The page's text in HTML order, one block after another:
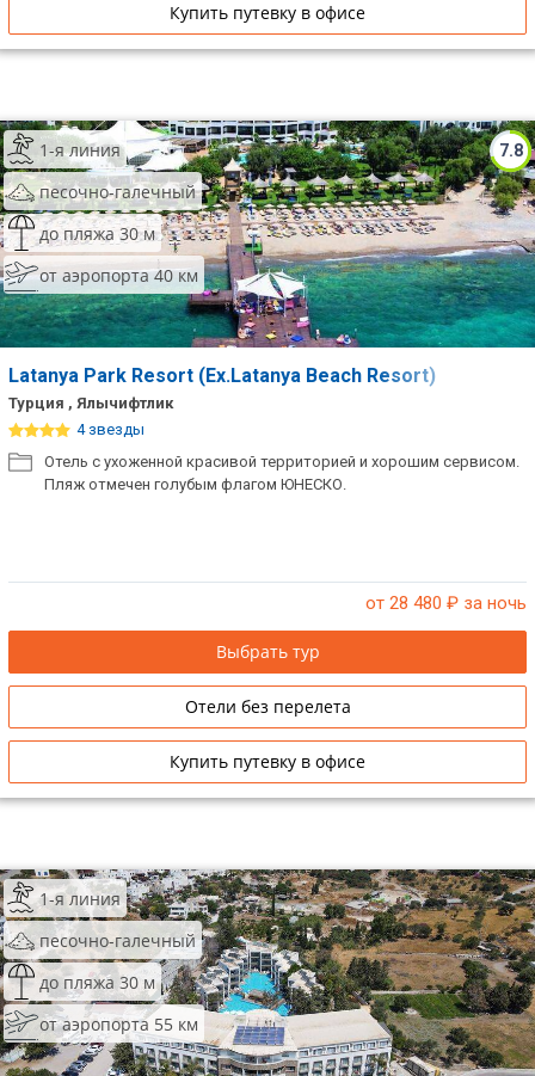
Купить путевку в офисе
7.8
1-я линия
песочно-галечный
до пляжа 30 м
от аэропорта 40 км
Latanya Park Resort (Ex.Latanya Beach Resort)
Турция , Ялычифтлик
4 звезды
Отель с ухоженной красивой территорией и хорошим сервисом.
Пляж отмечен голубым флагом ЮНЕСКО.
от 28 480 ₽ за ночь
Выбрать тур
Отели без перелета
Купить путевку в офисе
1-я линия
песочно-галечный
до пляжа 30 м
от аэропорта 55 км